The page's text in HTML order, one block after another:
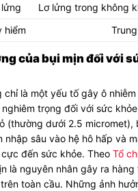
Lơ lửng trong không
hiểm
của bụi mịn đối với
chỉ là một yếu tố gây ô
nghiêm trọng đối với sức
(thường dưới 2.5 micromet),
nhập sâu vào hệ hô hấp và
đến sức khỏe. Theo Tổ
là nguyên nhân gây ra
toàn cầu. Những ảnh